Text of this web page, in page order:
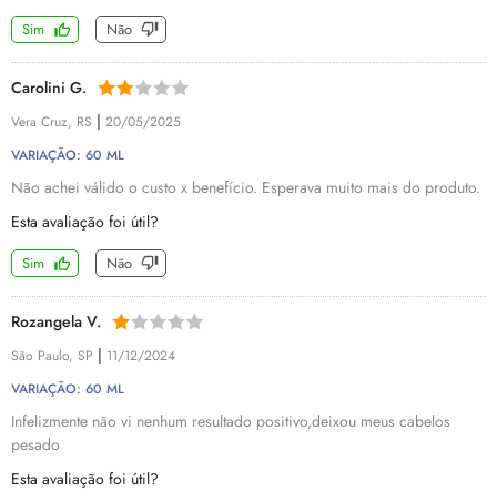
Sim Não
Carolini G.
Vera Cruz, RS | 20/05/2025
VARIAÇÃO: 60 ML
Não achei válido o custo x benefício. Esperava muito mais do produto.
Esta avaliação foi útil?
Sim Não
Rozangela V.
São Paulo, SP | 11/12/2024
VARIAÇÃO: 60 ML
Infelizmente não vi nenhum resultado positivo,deixou meus cabelos
pesado
Esta avaliação foi útil?